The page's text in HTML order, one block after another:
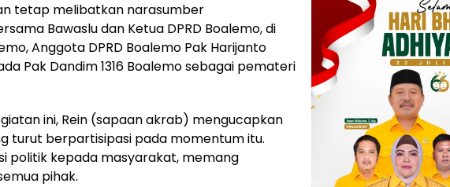
tetap melibatkan narasumber
Bawaslu dan Ketua DPRD Boalemo, di
Anggota DPRD Boalemo Pak Harijanto
Pak Dandim 1316 Boalemo sebagai pemateri
ini, Rein (sapaan akrab) mengucapkan
turut berpartisipasi pada momentum itu.
politik kepada masyarakat, memang
pihak.